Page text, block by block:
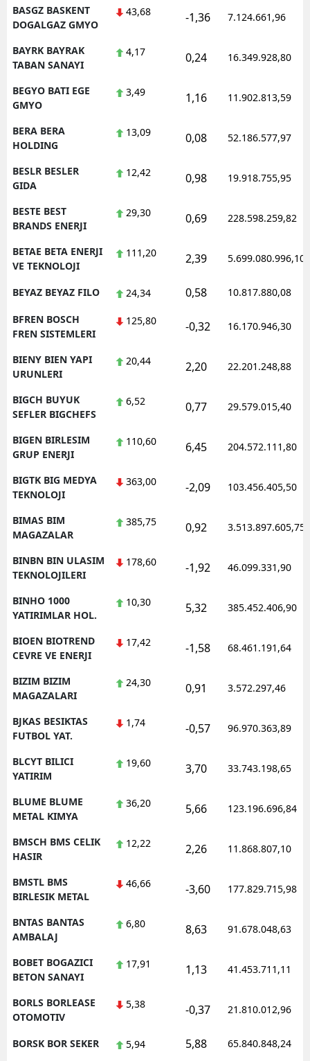
BASGZ BASKENT
DOGALGAZ GMYO
43,68 -1,36 7.124.661,96
BAYRK BAYRAK
TABAN SANAYI
4,17 0,24 16.349.928,80
BEGYO BATI EGE
GMYO
3,49 1,16 11.902.813,59
BERA BERA
HOLDING
13,09 0,08 52.186.577,97
BESLR BESLER
GIDA
12,42 0,98 19.918.755,95
BESTE BEST
BRANDS ENERJI
29,30 0,69 228.598.259,82
BETAE BETA ENERJI
VE TEKNOLOJI
111,20 2,39 5.699.080.996,10
BEYAZ BEYAZ FILO 24,34 0,58 10.817.880,08
BFREN BOSCH
FREN SISTEMLERI
125,80 -0,32 16.170.946,30
BIENY BIEN YAPI
URUNLERI
20,44 2,20 22.201.248,88
BIGCH BUYUK
SEFLER BIGCHEFS
6,52 0,77 29.579.015,40
BIGEN BIRLESIM
GRUP ENERJI
110,60 6,45 204.572.111,80
BIGTK BIG MEDYA
TEKNOLOJI
363,00 -2,09 103.456.405,50
BIMAS BIM
MAGAZALAR
385,75 0,92 3.513.897.605,75
BINBN BIN ULASIM
TEKNOLOJILERI
178,60 -1,92 46.099.331,90
BINHO 1000
YATIRIMLAR HOL.
10,30 5,32 385.452.406,90
BIOEN BIOTREND
CEVRE VE ENERJI
17,42 -1,58 68.461.191,64
BIZIM BIZIM
MAGAZALARI
24,30 0,91 3.572.297,46
BJKAS BESIKTAS
FUTBOL YAT.
1,74 -0,57 96.970.363,89
BLCYT BILICI
YATIRIM
19,60 3,70 33.743.198,65
BLUME BLUME
METAL KIMYA
36,20 5,66 123.196.696,84
BMSCH BMS CELIK
HASIR
12,22 2,26 11.868.807,10
BMSTL BMS
BIRLESIK METAL
46,66 -3,60 177.829.715,98
BNTAS BANTAS
AMBALAJ
6,80 8,63 91.678.048,63
BOBET BOGAZICI
BETON SANAYI
17,91 1,13 41.453.711,11
BORLS BORLEASE
OTOMOTIV
5,38 -0,37 21.810.012,96
BORSK BOR SEKER 5,94 5,88 65.840.848,24